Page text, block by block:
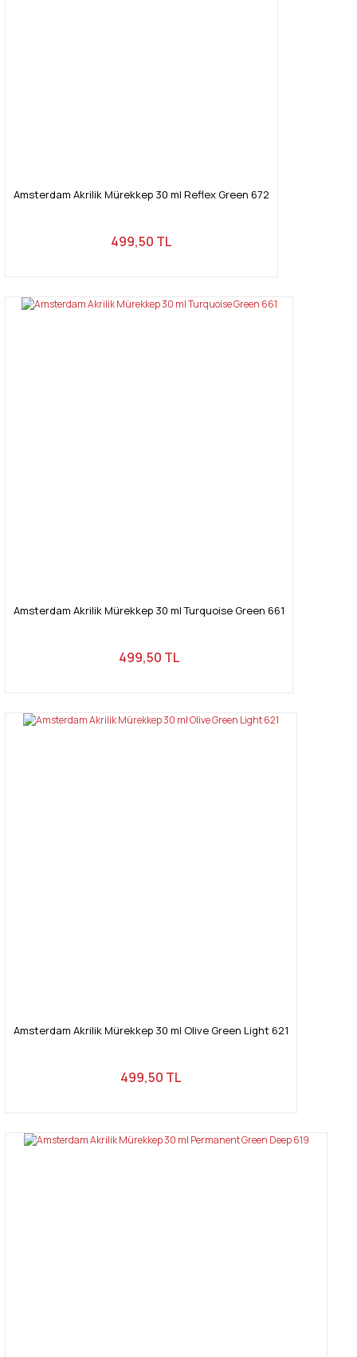
Amsterdam Akrilik Mürekkep 30 ml Reflex Green 672
499,50 TL
Amsterdam Akrilik Mürekkep 30 ml Turquoise Green 661
499,50 TL
Amsterdam Akrilik Mürekkep 30 ml Olive Green Light 621
499,50 TL